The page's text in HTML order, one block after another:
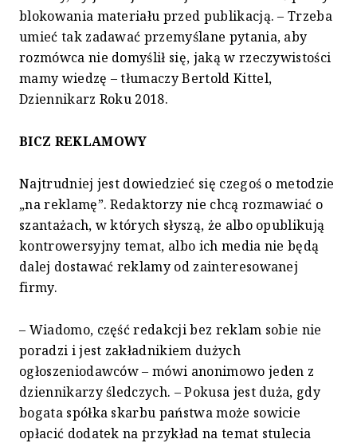
blokowania materiału przed publikacją. – Trzeba
umieć tak zadawać przemyślane pytania, aby
rozmówca nie domyślił się, jaką w rzeczywistości
mamy wiedzę – tłumaczy Bertold Kittel,
Dziennikarz Roku 2018.
BICZ REKLAMOWY
Najtrudniej jest dowiedzieć się czegoś o metodzie
„na reklamę”. Redaktorzy nie chcą rozmawiać o
szantażach, w których słyszą, że albo opublikują
kontrowersyjny temat, albo ich media nie będą
dalej dostawać reklamy od zainteresowanej
firmy.
– Wiadomo, część redakcji bez reklam sobie nie
poradzi i jest zakładnikiem dużych
ogłoszeniodawców – mówi anonimowo jeden z
dziennikarzy śledczych. – Pokusa jest duża, gdy
bogata spółka skarbu państwa może sowicie
opłacić dodatek na przykład na temat stulecia